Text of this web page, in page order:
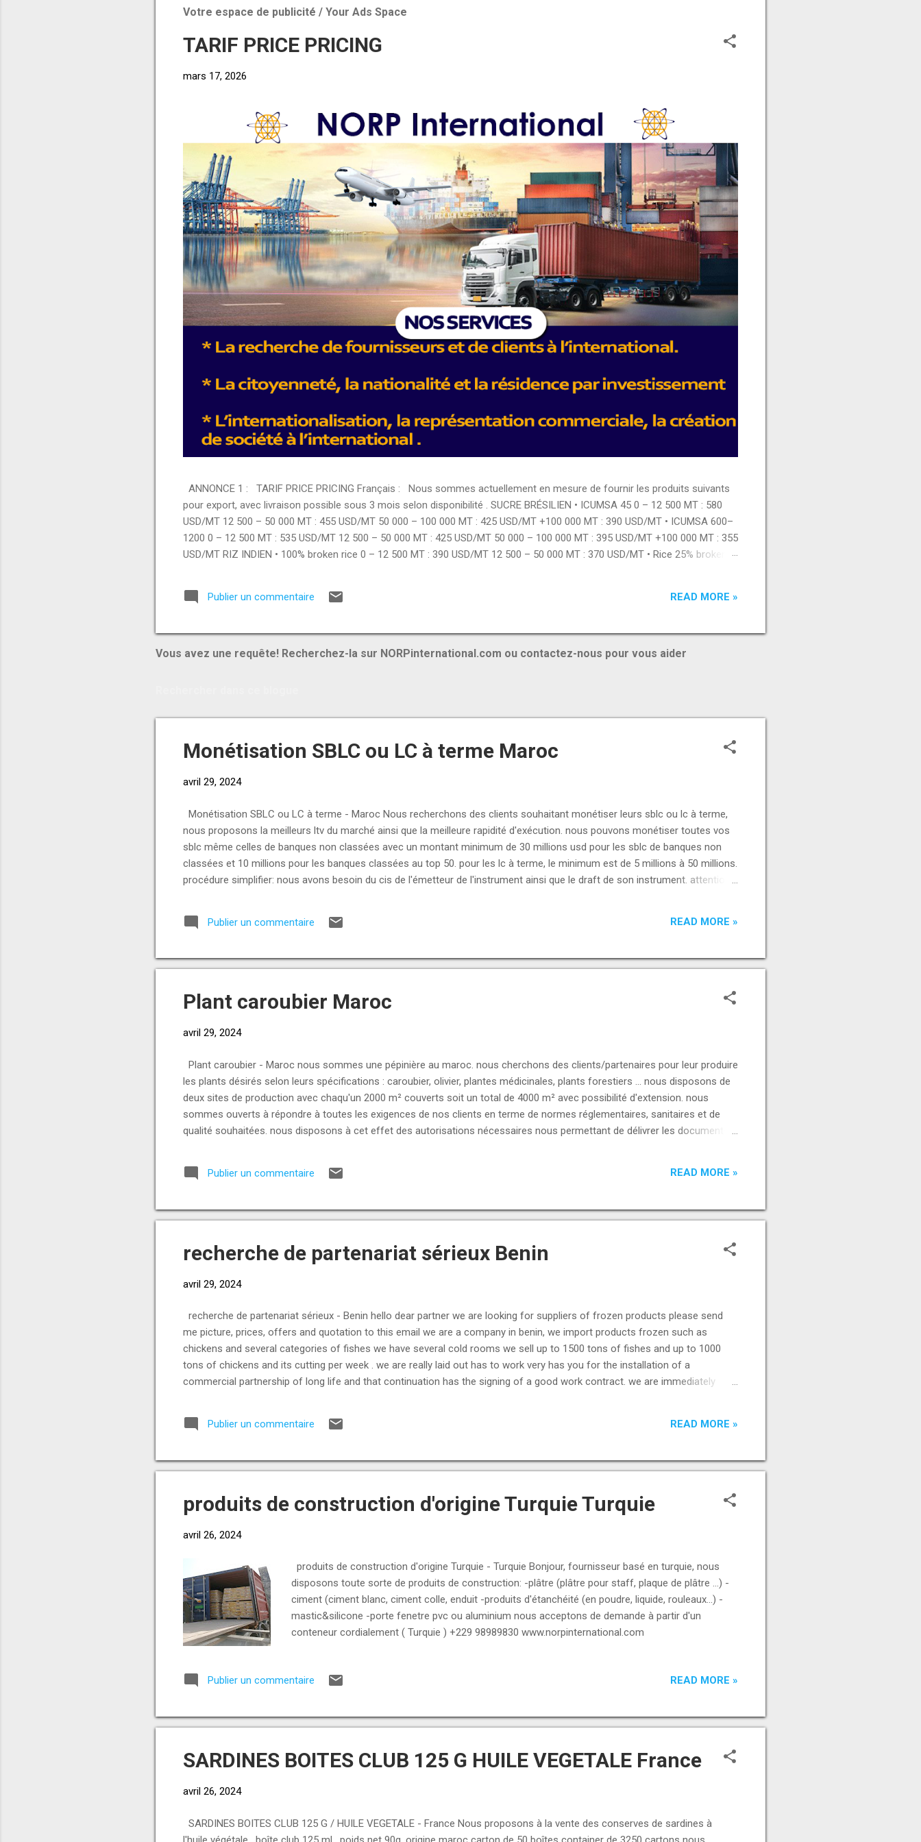
Votre espace de publicité / Your Ads Space
TARIF PRICE PRICING
mars 17, 2026
ANNONCE 1 : TARIF PRICE PRICING Français : Nous sommes actuellement en mesure de fournir les produits suivants
pour export, avec livraison possible sous 3 mois selon disponibilité . SUCRE BRÉSILIEN • ICUMSA 45 0 – 12 500 MT : 580
USD/MT 12 500 – 50 000 MT : 455 USD/MT 50 000 – 100 000 MT : 425 USD/MT +100 000 MT : 390 USD/MT • ICUMSA 600–
1200 0 – 12 500 MT : 535 USD/MT 12 500 – 50 000 MT : 425 USD/MT 50 000 – 100 000 MT : 395 USD/MT +100 000 MT : 355
USD/MT RIZ INDIEN • 100% broken rice 0 – 12 500 MT : 390 USD/MT 12 500 – 50 000 MT : 370 USD/MT • Rice 25% broken 0
000 MT : 420 USD/MT PRODUITS ALIMENTAIRES • Brazilian chicken breast : 3350 USD/MT • Brazilian chicken thigh : 3150
USD/MT • Brazilian whole chicken : 3000 USD/MT • Pasta : 1420 USD/MT • Flour : 425 USD/MT • Whole milk powder : 2775
Publier un commentaire READ MORE »
Vous avez une requête! Recherchez-la sur NORPinternational.com ou contactez-nous pour vous aider
Monétisation SBLC ou LC à terme Maroc
avril 29, 2024
Monétisation SBLC ou LC à terme - Maroc Nous recherchons des clients souhaitant monétiser leurs sblc ou lc à terme,
nous proposons la meilleurs ltv du marché ainsi que la meilleure rapidité d'exécution. nous pouvons monétiser toutes vos
sblc même celles de banques non classées avec un montant minimum de 30 millions usd pour les sblc de banques non
classées et 10 millions pour les banques classées au top 50. pour les lc à terme, le minimum est de 5 millions à 50 millions.
procédure simplifier: nous avons besoin du cis de l'émetteur de l'instrument ainsi que le draft de son instrument. attention
Publier un commentaire READ MORE »
Plant caroubier Maroc
avril 29, 2024
Plant caroubier - Maroc nous sommes une pépinière au maroc. nous cherchons des clients/partenaires pour leur produire
les plants désirés selon leurs spécifications : caroubier, olivier, plantes médicinales, plants forestiers ... nous disposons de
deux sites de production avec chaqu'un 2000 m² couverts soit un total de 4000 m² avec possibilité d'extension. nous
sommes ouverts à répondre à toutes les exigences de nos clients en terme de normes réglementaires, sanitaires et de
qualité souhaitées. nous disposons à cet effet des autorisations nécessaires nous permettant de délivrer les documents
contacter pour discuter des modalités de notre partenariat. ( Maroc ) +229 98989830 www.norpinternational.com
Publier un commentaire READ MORE »
recherche de partenariat sérieux Benin
avril 29, 2024
recherche de partenariat sérieux - Benin hello dear partner we are looking for suppliers of frozen products please send
me picture, prices, offers and quotation to this email we are a company in benin, we import products frozen such as
chickens and several categories of fishes we have several cold rooms we sell up to 1500 tons of fishes and up to 1000
tons of chickens and its cutting per week . we are really laid out has to work very has you for the installation of a
commercial partnership of long life and that continuation has the signing of a good work contract. we are immediately
continuation favorable for the good collaboration of our business receive our sincere greetings( Benin ) +229 98989830
www.norpinternatioal.com
Publier un commentaire READ MORE »
produits de construction d'origine Turquie Turquie
avril 26, 2024
produits de construction d'origine Turquie - Turquie Bonjour, fournisseur basé en turquie, nous
disposons toute sorte de produits de construction: -plâtre (plâtre pour staff, plaque de plâtre ...) -
ciment (ciment blanc, ciment colle, enduit -produits d'étanchéité (en poudre, liquide, rouleaux...) -
mastic&silicone -porte fenetre pvc ou aluminium nous acceptons de demande à partir d'un
conteneur cordialement ( Turquie ) +229 98989830 www.norpinternational.com
Publier un commentaire READ MORE »
SARDINES BOITES CLUB 125 G HUILE VEGETALE France
avril 26, 2024
SARDINES BOITES CLUB 125 G / HUILE VEGETALE - France Nous proposons à la vente des conserves de sardines à